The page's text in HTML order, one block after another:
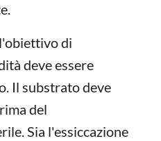
di
deve essere
Il substrato deve
del
Sia l'essiccazione